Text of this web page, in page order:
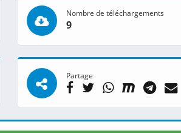
Nombre de téléchargements
9
Partage